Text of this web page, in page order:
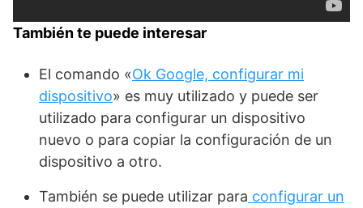
También te puede interesar
El comando «Ok Google, configurar mi
dispositivo» es muy utilizado y puede ser
utilizado para configurar un dispositivo
nuevo o para copiar la configuración de un
dispositivo a otro.
También se puede utilizar para configurar un